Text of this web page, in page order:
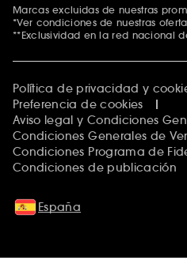
Marcas excluidas de nuestras
*Ver condiciones de nuestras
**Exclusividad en la red nacional
Política de privacidad y
Preferencia de cookies
Aviso legal y Condiciones
Condiciones Generales de
Condiciones Programa de
Condiciones de publicación
España